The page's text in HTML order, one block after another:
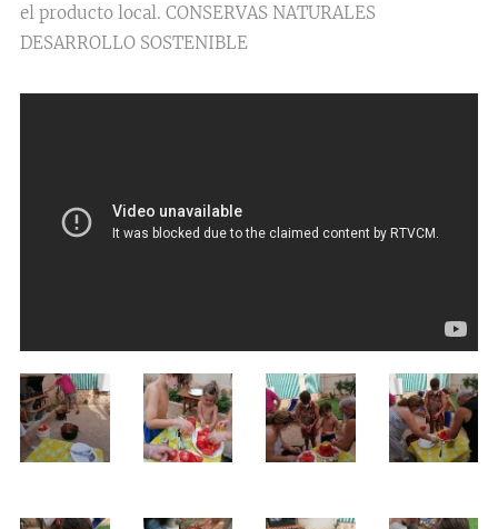
el producto local. CONSERVAS NATURALES
DESARROLLO SOSTENIBLE